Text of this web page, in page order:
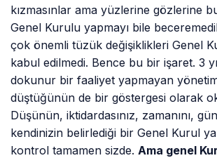
kızmasınlar ama yüzlerine gözlerine
Genel Kurulu yapmayı bile
çok önemli tüzük değişiklikleri Genel
kabul edilmedi. Bence bu bir işaret. 3
dokunur bir faaliyet yapmayan
düştüğünün de bir göstergesi olarak
Düşünün, iktidardasınız, zamanını,
kendinizin belirlediği bir Genel Kurul
kontrol tamamen sizde. Ama genel